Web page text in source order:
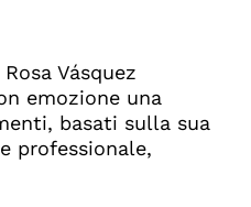
Vásquez
emozione una
basati sulla sua
professionale,